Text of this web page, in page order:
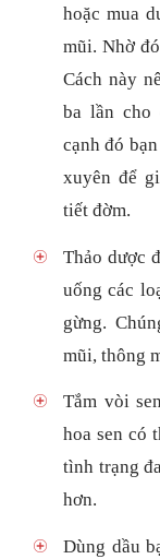
hoặc mua
mũi. Nhờ
Cách này
ba lần cho
cạnh đó
xuyên để
tiết đờm.
Thảo dược
uống các
gừng.
mũi, thông
Tắm vòi
hoa sen có
tình trạng
hơn.
Dùng dầu